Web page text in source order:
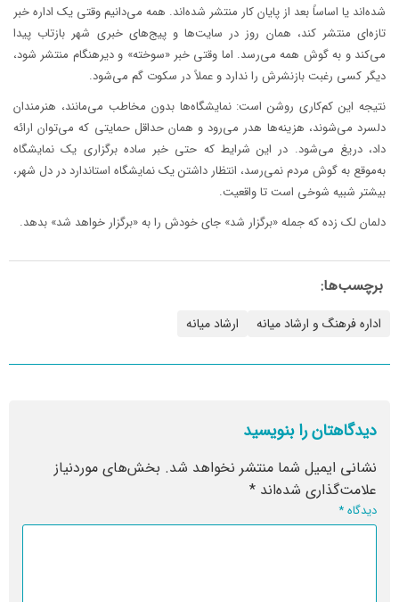
شده‌اند یا اساساً بعد از پایان کار منتشر شده‌اند. همه می‌دانیم وقتی یک اداره خبر
تازه‌ای منتشر کند، همان روز در سایت‌ها و پیج‌های خبری شهر بازتاب پیدا
می‌کند و به گوش همه می‌رسد. اما وقتی خبر «سوخته» و دیرهنگام منتشر شود،
دیگر کسی رغبت بازنشرش را ندارد و عملاً در سکوت گم می‌شود.
نتیجه این کم‌کاری روشن است: نمایشگاه‌ها بدون مخاطب می‌مانند، هنرمندان
دلسرد می‌شوند، هزینه‌ها هدر می‌رود و همان حداقل حمایتی که می‌توان ارائه
داد، دریغ می‌شود. در این شرایط که حتی خبر ساده برگزاری یک نمایشگاه
به‌موقع به گوش مردم نمی‌رسد، انتظار داشتن یک نمایشگاه استاندارد در دل شهر،
بیشتر شبیه شوخی است تا واقعیت.
دلمان لک زده که جمله «برگزار شد» جای خودش را به «برگزار خواهد شد» بدهد.
برچسب‌ها:
اداره فرهنگ و ارشاد میانه ارشاد میانه
دیدگاهتان را بنویسید
نشانی ایمیل شما منتشر نخواهد شد. بخش‌های موردنیاز
علامت‌گذاری شده‌اند *
دیدگاه*